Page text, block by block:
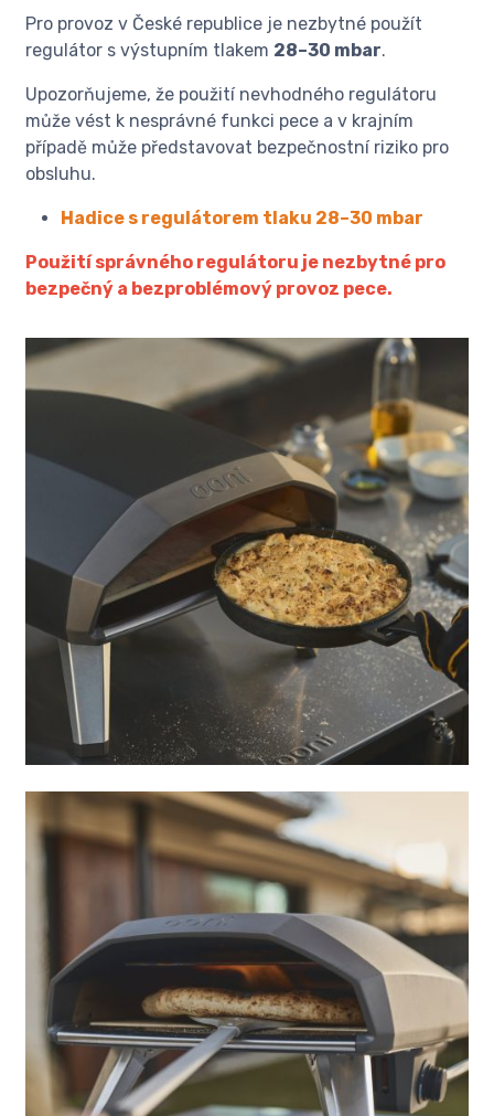
Pro provoz v České republice je nezbytné použít
regulátor s výstupním tlakem 28–30 mbar.
Upozorňujeme, že použití nevhodného regulátoru
může vést k nesprávné funkci pece a v krajním
případě může představovat bezpečnostní riziko pro
obsluhu.
Hadice s regulátorem tlaku 28–30 mbar
Použití správného regulátoru je nezbytné pro
bezpečný a bezproblémový provoz pece.